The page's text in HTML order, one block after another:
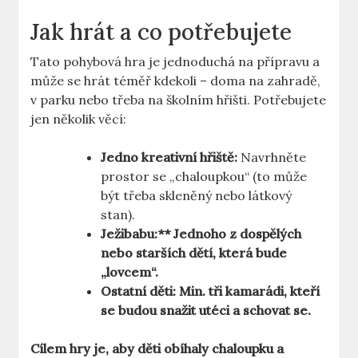
Jak hrát a co potřebujete
Tato pohybová hra je jednoduchá na přípravu a
může se hrát téměř kdekoli – doma na zahradě,
v parku nebo třeba na školním hřišti. Potřebujete
jen několik věcí:
Jedno kreativní hřiště: Navrhněte
prostor se „chaloupkou“ (to může
být třeba skleněný nebo látkový
stan).
Ježibabu:** Jednoho z dospělých
nebo starších dětí, která bude
„lovcem“.
Ostatní děti: Min. tři kamarádi, kteří
se budou snažit utéci a schovat se.
Cílem hry je, aby děti obíhaly chaloupku a